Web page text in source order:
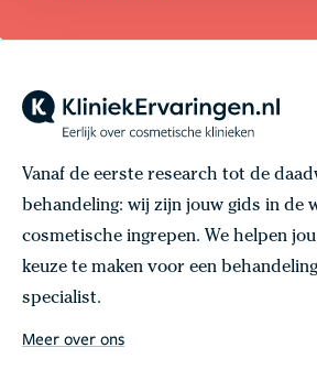
Vanaf de eerste research tot de
behandeling: wij zijn jouw gids in de
cosmetische ingrepen. We helpen
keuze te maken voor een
specialist.
Meer over ons